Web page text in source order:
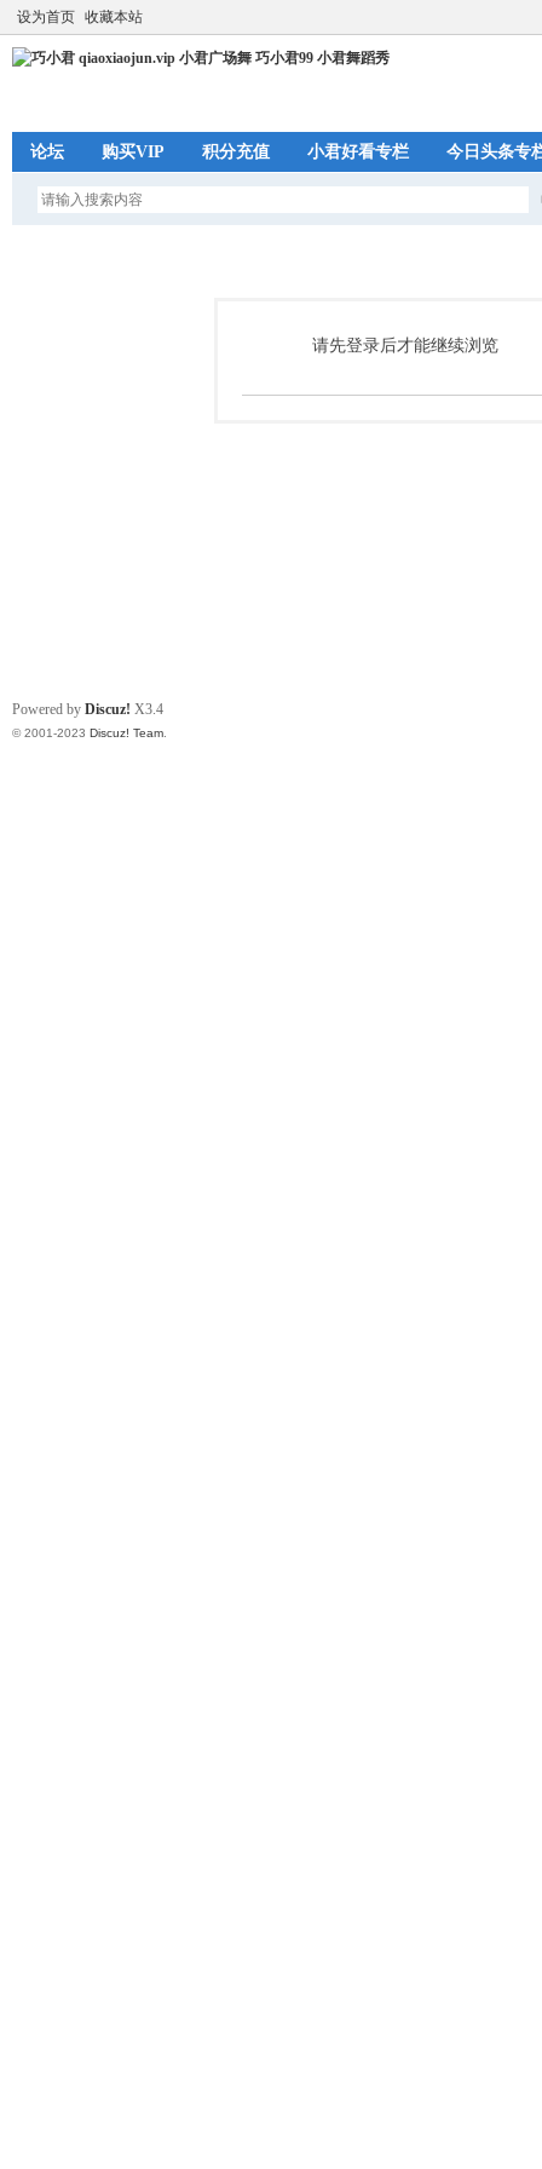
设为首页 收藏本站
论坛 购买VIP 积分充值 小君好看专栏 今日头条专
请先登录后才能继续浏览
Powered by Discuz! X3.4
© 2001-2023 Discuz! Team